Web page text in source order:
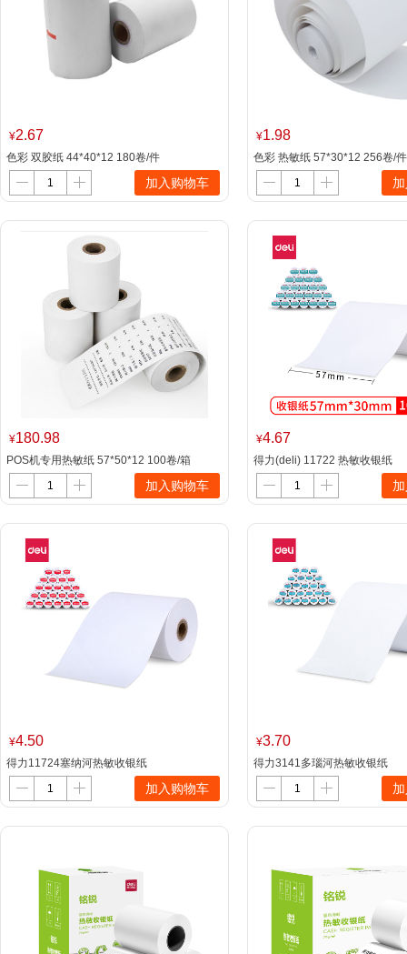
¥2.67
色彩 双胶纸 44*40*12 180卷/件
加入购物车
¥1.98
色彩 热敏纸 57*30*12 256卷/件
¥180.98
POS机专用热敏纸 57*50*12 100卷/箱
加入购物车
¥4.67
得力(deli) 11722 热敏收银纸
57mm*30mm*6m 4卷/筒 白色
¥4.50
得力11724塞纳河热敏收银纸
80mm*60mm*28m(白)(2卷/筒)
加入购物车
¥3.70
得力3141多瑙河热敏收银纸
57mm*50mm*18m(白)(4卷/筒)